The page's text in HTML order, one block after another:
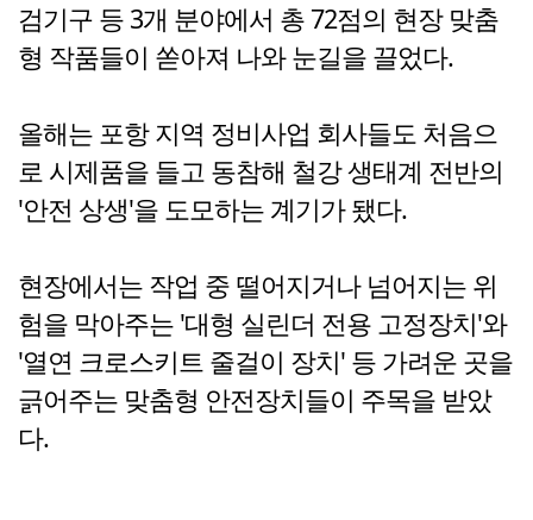
검기구 등 3개 분야에서 총 72점의 현장 맞춤
형 작품들이 쏟아져 나와 눈길을 끌었다.
올해는 포항 지역 정비사업 회사들도 처음으
로 시제품을 들고 동참해 철강 생태계 전반의
'안전 상생'을 도모하는 계기가 됐다.
현장에서는 작업 중 떨어지거나 넘어지는 위
험을 막아주는 '대형 실린더 전용 고정장치'와
'열연 크로스키트 줄걸이 장치' 등 가려운 곳을
긁어주는 맞춤형 안전장치들이 주목을 받았
다.